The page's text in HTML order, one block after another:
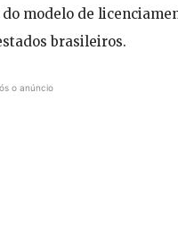
modelo de
brasileiros.
o anúncio